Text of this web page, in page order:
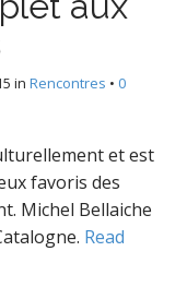
in Rencontres • 0
et est
favoris des
Michel Bellaiche
Read